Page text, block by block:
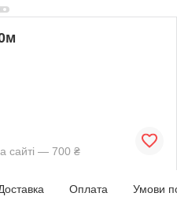
сайті — 700 ₴
Оплата Умови